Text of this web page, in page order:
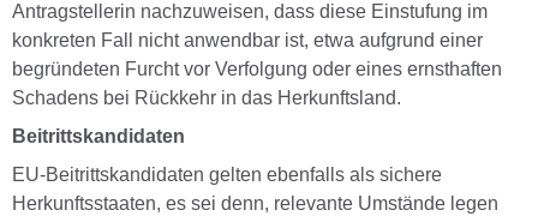
Antragstellerin nachzuweisen, dass diese Einstufung im
konkreten Fall nicht anwendbar ist, etwa aufgrund einer
begründeten Furcht vor Verfolgung oder eines ernsthaften
Schadens bei Rückkehr in das Herkunftsland.
Beitrittskandidaten
EU-Beitrittskandidaten gelten ebenfalls als sichere
Herkunftsstaaten, es sei denn, relevante Umstände legen